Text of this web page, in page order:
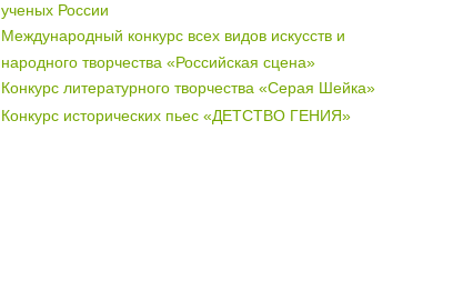
ученых России
Международный конкурс всех видов искусств и
народного творчества «Российская сцена»
Конкурс литературного творчества «Серая Шейка»
Конкурс исторических пьес «ДЕТСТВО ГЕНИЯ»